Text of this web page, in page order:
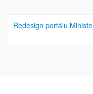
Redesign portálu